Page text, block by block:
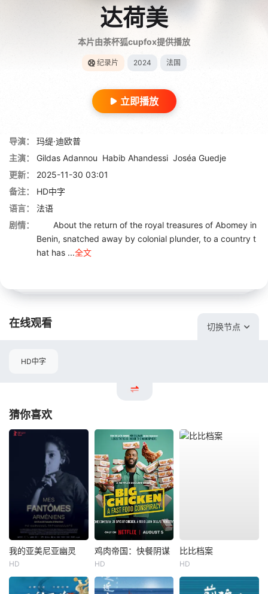
达荷美
本片由茶杯狐cupfox提供播放
纪录片 2024 法国
立即播放
导演：
玛缇·迪欧普
主演：
Gildas Adannou Habib Ahandessi Joséa Guedje
更新：
2025-11-30 03:01
备注：
HD中字
语言：
法语
剧情：
About the return of the royal treasures of Abomey in
Benin, snatched away by colonial plunder, to a country t
hat has ...全文
在线观看 切换节点
HD中字
猜你喜欢
我的亚美尼亚幽灵
HD
鸡肉帝国：快餐阴谋
HD
比比档案
HD